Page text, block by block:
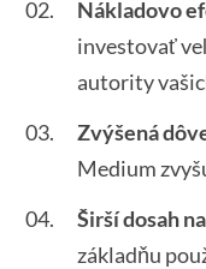
Nákladovo
investovať
autority
Zvýšená
Medium
Širší dosah
základňu